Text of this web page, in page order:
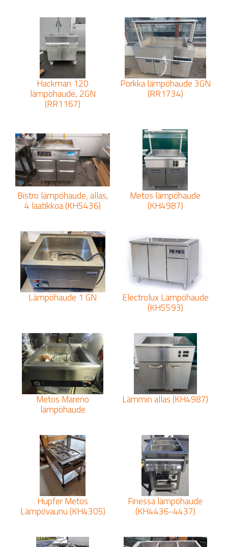
Hackman 120
lämpöhaude, 2GN
(RR1167)
Porkka lämpöhaude 3GN
(RR1734)
Bistro lämpöhaude, allas,
4 laatikkoa (KH5436)
Metos lämpöhaude
(KH4987)
Lämpöhaude 1 GN Electrolux Lämpöhaude
(KH5593)
Metos Mareno
lämpöhaude
Lämmin allas (KH4987)
Hupfer Metos
Lämpövaunu (KH4305)
Finessa lämpöhaude
(KH4436-4437)